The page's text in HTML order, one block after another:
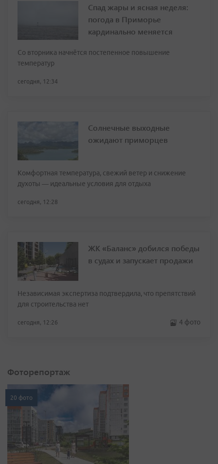
Спад жары и ясная неделя:
погода в Приморье
кардинально меняется
Со вторника начнётся постепенное повышение
температур
сегодня, 12:34
Солнечные выходные
ожидают приморцев
Комфортная температура, свежий ветер и снижение
духоты — идеальные условия для отдыха
сегодня, 12:28
ЖК «Баланс» добился победы
в судах и запускает продажи
Независимая экспертиза подтвердила, что препятствий
для строительства нет
сегодня, 12:26 4 фото
Фоторепортаж
20 фото